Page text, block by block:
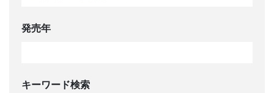
発売年
キーワード検索